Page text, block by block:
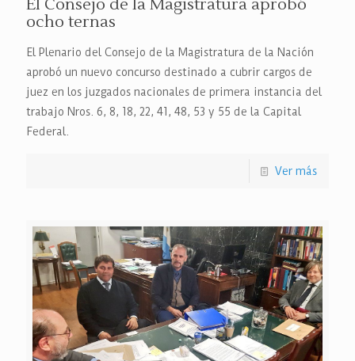
El Consejo de la Magistratura aprobó
ocho ternas
El Plenario del Consejo de la Magistratura de la Nación
aprobó un nuevo concurso destinado a cubrir cargos de
juez en los juzgados nacionales de primera instancia del
trabajo Nros. 6, 8, 18, 22, 41, 48, 53 y 55 de la Capital
Federal.
Ver más